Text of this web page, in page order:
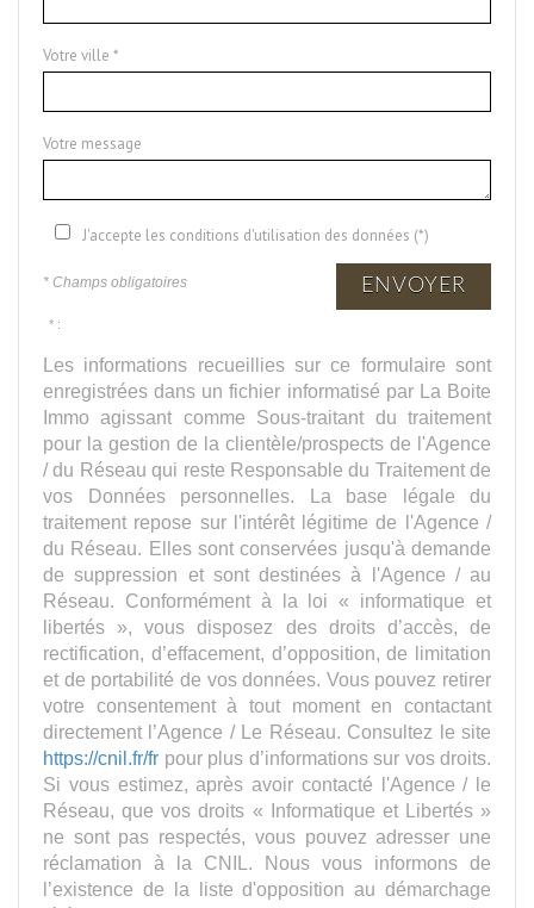
Votre ville *
Votre message
J'accepte les conditions d'utilisation des données (*)
* Champs obligatoires ENVOYER
* :
Les informations recueillies sur ce formulaire sont
enregistrées dans un fichier informatisé par La Boite
Immo agissant comme Sous-traitant du traitement
pour la gestion de la clientèle/prospects de l'Agence
/ du Réseau qui reste Responsable du Traitement de
vos Données personnelles. La base légale du
traitement repose sur l'intérêt légitime de l'Agence /
du Réseau. Elles sont conservées jusqu'à demande
de suppression et sont destinées à l'Agence / au
Réseau. Conformément à la loi « informatique et
libertés », vous disposez des droits d’accès, de
rectification, d’effacement, d’opposition, de limitation
et de portabilité de vos données. Vous pouvez retirer
votre consentement à tout moment en contactant
directement l’Agence / Le Réseau. Consultez le site
https://cnil.fr/fr pour plus d’informations sur vos droits.
Si vous estimez, après avoir contacté l'Agence / le
Réseau, que vos droits « Informatique et Libertés »
ne sont pas respectés, vous pouvez adresser une
réclamation à la CNIL. Nous vous informons de
l’existence de la liste d'opposition au démarchage